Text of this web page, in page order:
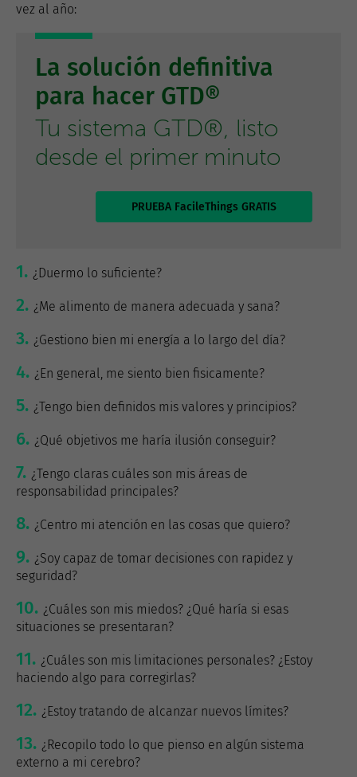
vez al año:
La solución definitiva
para hacer GTD®
Tu sistema GTD®, listo
desde el primer minuto
PRUEBA FacileThings GRATIS
¿Duermo lo suficiente?
¿Me alimento de manera adecuada y sana?
¿Gestiono bien mi energía a lo largo del día?
¿En general, me siento bien fisicamente?
¿Tengo bien definidos mis valores y principios?
¿Qué objetivos me haría ilusión conseguir?
¿Tengo claras cuáles son mis áreas de
responsabilidad principales?
¿Centro mi atención en las cosas que quiero?
¿Soy capaz de tomar decisiones con rapidez y
seguridad?
¿Cuáles son mis miedos? ¿Qué haría si esas
situaciones se presentaran?
¿Cuáles son mis limitaciones personales? ¿Estoy
haciendo algo para corregirlas?
¿Estoy tratando de alcanzar nuevos límites?
¿Recopilo todo lo que pienso en algún sistema
externo a mi cerebro?